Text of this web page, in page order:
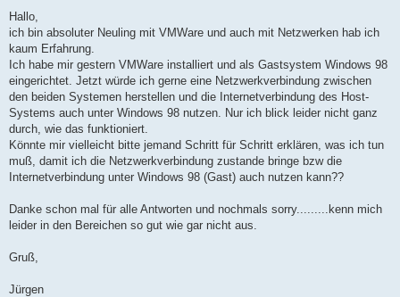
e
i
t
a
g
Hallo,
ich bin absoluter Neuling mit VMWare und auch mit Netzwerken hab ich
kaum Erfahrung.
Ich habe mir gestern VMWare installiert und als Gastsystem Windows 98
eingerichtet. Jetzt würde ich gerne eine Netzwerkverbindung zwischen
den beiden Systemen herstellen und die Internetverbindung des Host-
Systems auch unter Windows 98 nutzen. Nur ich blick leider nicht ganz
durch, wie das funktioniert.
Könnte mir vielleicht bitte jemand Schritt für Schritt erklären, was ich tun
muß, damit ich die Netzwerkverbindung zustande bringe bzw die
Internetverbindung unter Windows 98 (Gast) auch nutzen kann??
Danke schon mal für alle Antworten und nochmals sorry.........kenn mich
leider in den Bereichen so gut wie gar nicht aus.
Gruß,
Jürgen